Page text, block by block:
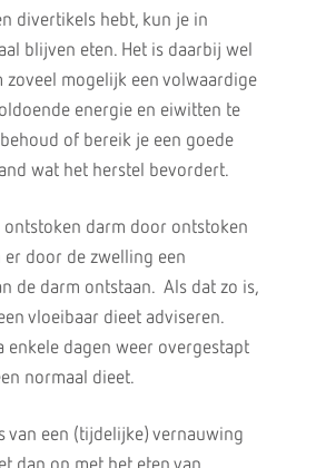
divertikels hebt, kun je in
blijven eten. Het is daarbij wel
zoveel mogelijk een volwaardige
energie en eiwitten te
of bereik je een goede
wat het herstel bevordert.
ontstoken darm door ontstoken
er door de zwelling een
de darm ontstaan. Als dat zo is,
vloeibaar dieet adviseren.
enkele dagen weer overgestapt
normaal dieet.
van een (tijdelijke) vernauwing